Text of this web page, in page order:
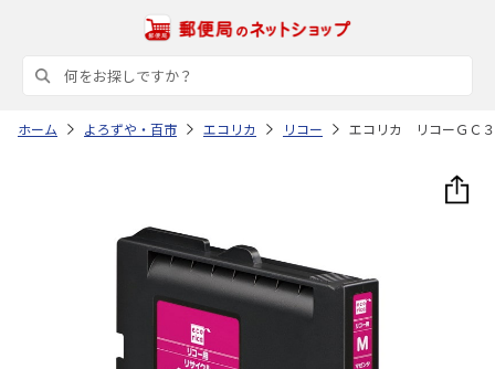
ホーム よろずや・百市 エコリカ リコー エコリカ リコーＧＣ